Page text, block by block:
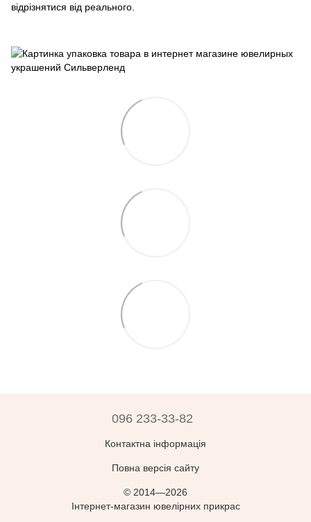
відрізнятися від реального.
096 233-33-82
Контактна інформація
Повна версія сайту
© 2014—2026
Інтернет-магазин ювелірних прикрас